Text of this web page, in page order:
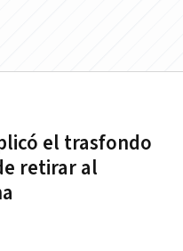
el trasfondo
retirar al